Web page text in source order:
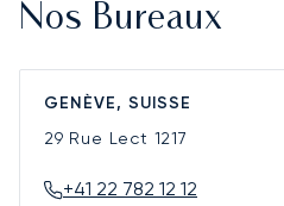
Nos Bureaux
GENÈVE, SUISSE
29 Rue Lect 1217
+41 22 782 12 12